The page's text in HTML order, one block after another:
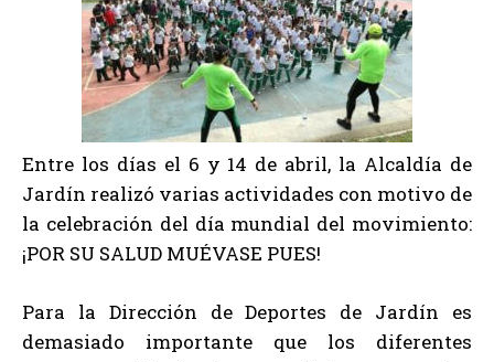
Entre los días el 6 y 14 de abril, la Alcaldía de
Jardín realizó varias actividades con motivo de
la celebración del día mundial del movimiento:
¡POR SU SALUD MUÉVASE PUES!
Para la Dirección de Deportes de Jardín es
demasiado importante que los diferentes